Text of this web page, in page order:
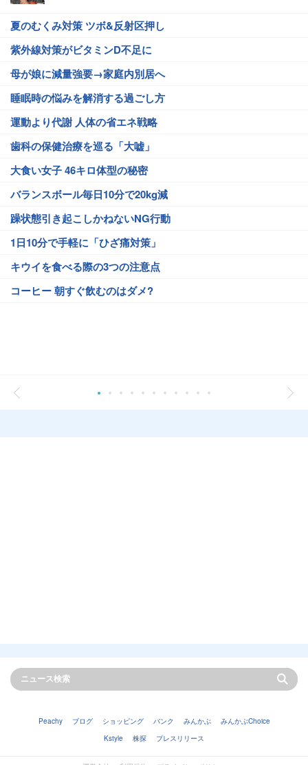
夏のむくみ対策 ツボ&反射区押し
紫外線対策がビタミンD不足に
母が娘に減量強要→家庭内別居へ
睡眠時の悩みを解消する過ごし方
運動より代謝 人体の省エネ戦略
歯科の保健治療を巡る「大嘘」
大食い女子 46キロ体型の秘密
バランスボール毎日10分で20kg減
躁状態引き起こしかねないNG行動
1日10分で手軽に「ひざ痛対策」
キウイを食べる際の3つの注意点
コーヒー 朝すぐ飲むのはダメ?
Peachy ブログ ショッピング バンク みんかぶ
みんかぶChoice
Kstyle
株探 プレスリリース